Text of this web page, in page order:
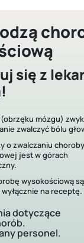
się z
(obrzęku mózgu)
zwalczyć bólu
o zwalczaniu choroby
jest w górach
wysokościową są
na receptę.
dotyczące
personel.